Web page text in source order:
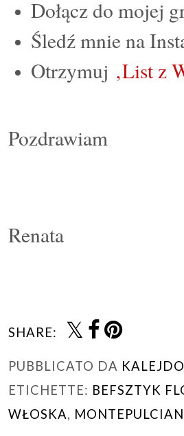
Dołącz do mojej
Śledź mnie na
Otrzymuj ‚List z
Pozdrawiam
Renata
SHARE:
PUBBLICATO DA
ETICHETTE: BEFSZTYK
WŁOSKA,